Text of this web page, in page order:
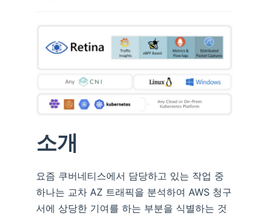
소개
요즘 쿠버네티스에서 담당하고 있는 작업 중
하나는 교차 AZ 트래픽을 분석하여 AWS 청구
서에 상당한 기여를 하는 부분을 식별하는 것